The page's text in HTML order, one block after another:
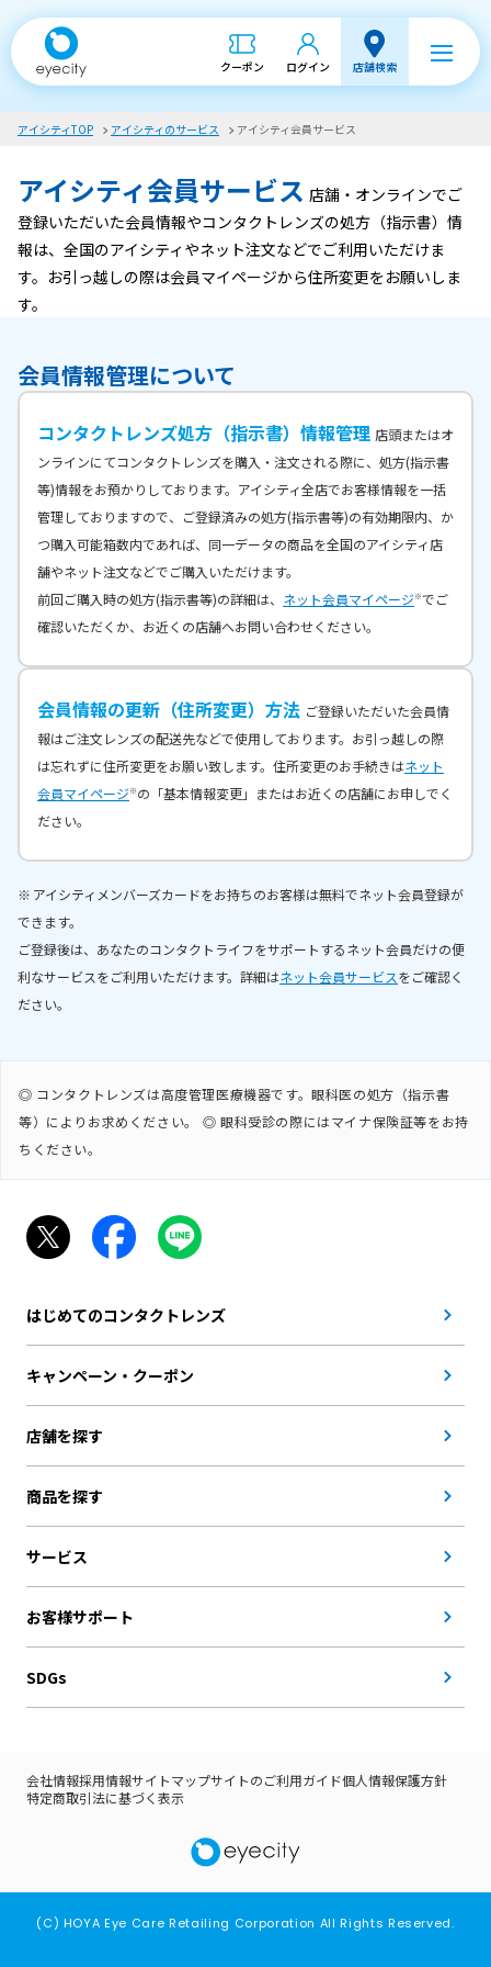
クーポン ログイン 店舗検索
アイシティTOP アイシティのサービス アイシティ会員サービス
アイシティ会員サービス 店舗・オンラインでご
登録いただいた会員情報やコンタクトレンズの処方（指示書）情
報は、全国のアイシティやネット注文などでご利用いただけま
す。お引っ越しの際は会員マイページから住所変更をお願いしま
す。
会員情報管理について
コンタクトレンズ処方（指示書）情報管理 店頭またはオ
ンラインにてコンタクトレンズを購入・注文される際に、処方(指示書
等)情報をお預かりしております。アイシティ全店でお客様情報を一括
管理しておりますので、ご登録済みの処方(指示書等)の有効期限内、か
つ購入可能箱数内であれば、同一データの商品を全国のアイシティ店
舗やネット注文などでご購入いただけます。
前回ご購入時の処方(指示書等)の詳細は、 ネット会員マイページ ※でご
確認いただくか、お近くの店舗へお問い合わせください。
会員情報の更新（住所変更）方法 ご登録いただいた会員情
報はご注文レンズの配送先などで使用しております。お引っ越しの際
は忘れずに住所変更をお願い致します。住所変更のお手続きはネット
会員マイページ ※ の「基本情報変更」またはお近くの店舗にお申しでく
ださい。
アイシティメンバーズカードをお持ちのお客様は無料でネット会員登録が
できます。
ご登録後は、あなたのコンタクトライフをサポートするネット会員だけの便
利なサービスをご利用いただけます。詳細はネット会員サービスをご確認く
ださい。
◎ コンタクトレンズは高度管理医療機器です。眼科医の処方（指示書
等）によりお求めください。
◎ 眼科受診の際にはマイナ保険証等をお持
ちください。
はじめてのコンタクトレンズ
キャンペーン・クーポン
店舗を探す
商品を探す
サービス
お客様サポート
SDGs
会社情報採用情報サイトマップサイトのご利用ガイド個人情報保護方針
特定商取引法に基づく表示
(C) HOYA Eye Care Retailing Corporation All Rights Reserved.